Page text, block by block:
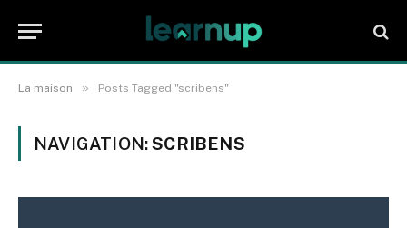
La maison » Posts Tagged "scribens"
NAVIGATION:SCRIBENS